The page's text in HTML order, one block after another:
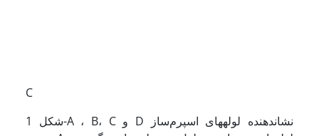
C
شکل 1-A ، B، C و D نشان­دهنده لوله­های اسپرم‌ساز